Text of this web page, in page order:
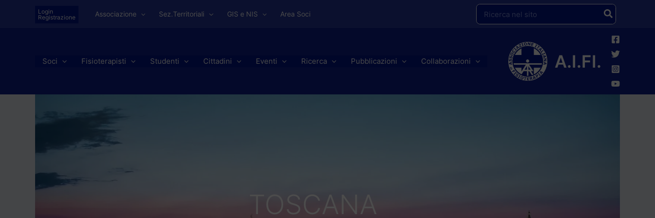
Login
Registrazione
Associazione Sez.Territoriali GIS e NIS Area Soci
Ricerca
per:
Soci Fisioterapisti Studenti Cittadini Eventi Ricerca Pubblicazioni Collaborazioni A.I.FI.
TOSCANA